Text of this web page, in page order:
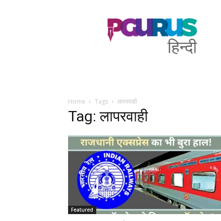
PGurus
Hindi
Home Tags लापरवाही
Tag: लापरवाही
Featured